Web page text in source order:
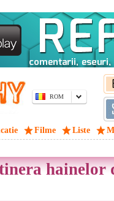
ROM
Filme Liste
hainelor